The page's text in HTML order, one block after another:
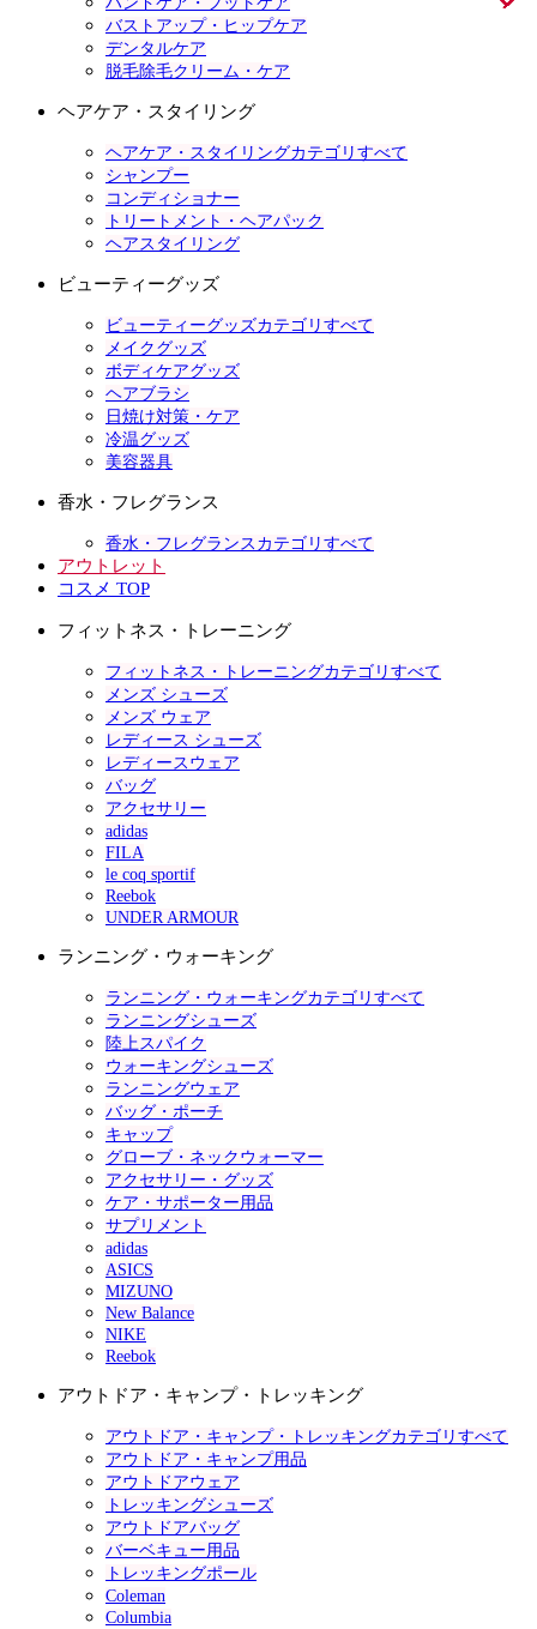
バストアップ・ヒップケア
デンタルケア
脱毛除毛クリーム・ケア
ヘアケア・スタイリング
ヘアケア・スタイリングカテゴリすべて
シャンプー
コンディショナー
トリートメント・ヘアパック
ヘアスタイリング
ビューティーグッズ
ビューティーグッズカテゴリすべて
メイクグッズ
ボディケアグッズ
ヘアブラシ
日焼け対策・ケア
冷温グッズ
美容器具
香水・フレグランス
香水・フレグランスカテゴリすべて
アウトレット
コスメ TOP
フィットネス・トレーニング
フィットネス・トレーニングカテゴリすべて
メンズ シューズ
メンズ ウェア
レディース シューズ
レディースウェア
バッグ
アクセサリー
adidas
FILA
le coq sportif
Reebok
UNDER ARMOUR
ランニング・ウォーキング
ランニング・ウォーキングカテゴリすべて
ランニングシューズ
陸上スパイク
ウォーキングシューズ
ランニングウェア
バッグ・ポーチ
キャップ
グローブ・ネックウォーマー
アクセサリー・グッズ
ケア・サポーター用品
サプリメント
adidas
ASICS
MIZUNO
New Balance
NIKE
Reebok
アウトドア・キャンプ・トレッキング
アウトドア・キャンプ・トレッキングカテゴリすべて
アウトドア・キャンプ用品
アウトドアウェア
トレッキングシューズ
アウトドアバッグ
バーベキュー用品
トレッキングポール
Coleman
Columbia